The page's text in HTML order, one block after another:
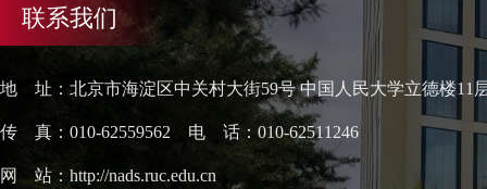
联系我们
地 址：北京市海淀区中关村大街59号 中国人民大学立德楼11
传 真：010-62559562 电 话：010-62511246
网 站：http://nads.ruc.edu.cn